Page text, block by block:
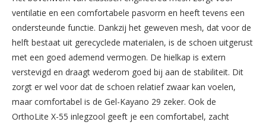
ventilatie en een comfortabele pasvorm en heeft tevens een
ondersteunde functie. Dankzij het geweven mesh, dat voor de
helft bestaat uit gerecyclede materialen, is de schoen uitgerust
met een goed ademend vermogen. De hielkap is extern
verstevigd en draagt wederom goed bij aan de stabiliteit. Dit
zorgt er wel voor dat de schoen relatief zwaar kan voelen,
maar comfortabel is de Gel-Kayano 29 zeker. Ook de
OrthoLite X-55 inlegzool geeft je een comfortabel, zacht